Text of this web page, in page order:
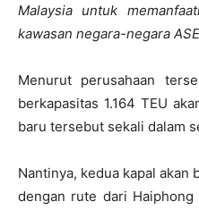
Malaysia untuk
kawasan negara-negara
Menurut perusahaan
berkapasitas 1.164 TEU
baru tersebut sekali dalam
Nantinya, kedua kapal
dengan rute dari